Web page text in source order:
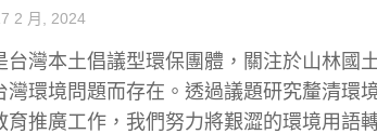
2 月, 2024
台灣本土倡議型環保團體，關注於山林國
灣環境問題而存在。透過議題研究釐清
育推廣工作，我們努力將艱澀的環境用語